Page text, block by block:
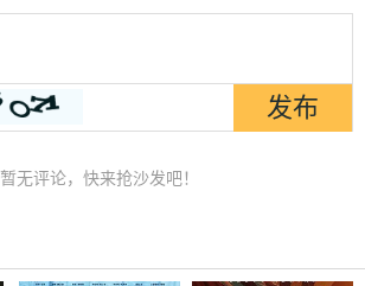
暂无评论，快来抢沙发吧！